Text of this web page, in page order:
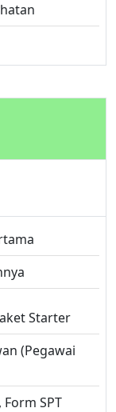
Starter
(Pegawai
Form SPT